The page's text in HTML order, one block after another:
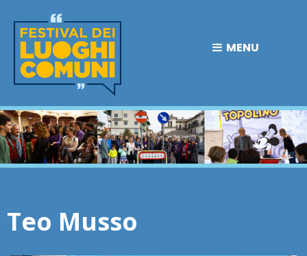
MENU
Teo Musso